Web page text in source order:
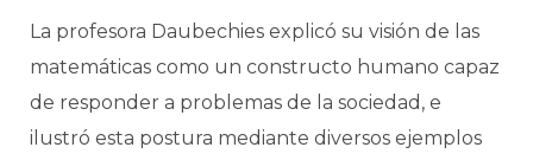
La profesora Daubechies explicó su visión de las
matemáticas como un constructo humano capaz
de responder a problemas de la sociedad, e
ilustró esta postura mediante diversos ejemplos